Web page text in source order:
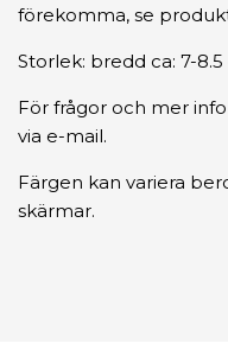
förekomma, se
Storlek: bredd ca: 7-
För frågor och mer
via e-mail.
Färgen kan variera
skärmar.